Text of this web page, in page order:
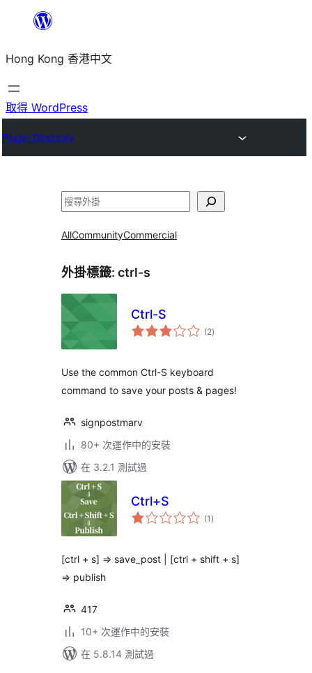
主
要
內
Hong Kong 香港中文
取得 WordPress
Plugin Directory
搜
AllCommunityCommercial
外掛標籤: ctrl-s
Ctrl-S
(2總
評)
Use the common Ctrl-S keyboard
command to save your posts & pages!
signpostmarv
80+ 次運作中的安裝
在 3.2.1 測試過
Ctrl+S
(1 總
評)
[ctrl + s] ⇒ save_post | [ctrl + shift + s]
=> publish
417
10+ 次運作中的安裝
在 5.8.14 測試過